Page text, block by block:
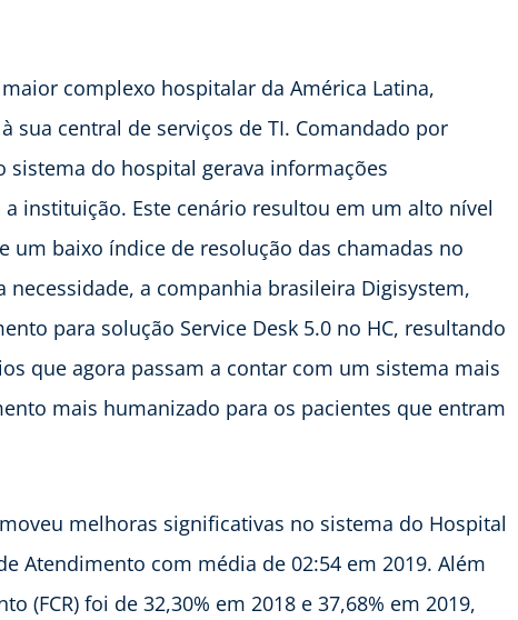
complexo hospitalar da América Latina,
sua central de serviços de TI. Comandado por
sistema do hospital gerava informações
instituição. Este cenário resultou em um alto nível
um baixo índice de resolução das chamadas no
a companhia brasileira Digisystem,
para solução Service Desk 5.0 no HC, resultando
que agora passam a contar com um sistema mais
mais humanizado para os pacientes que entram
melhoras significativas no sistema do Hospital
Atendimento com média de 02:54 em 2019. Além
(FCR) foi de 32,30% em 2018 e 37,68% em 2019,